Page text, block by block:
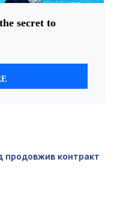
продовжив контракт